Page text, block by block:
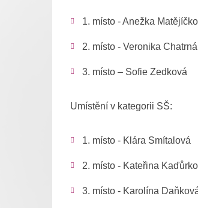
1. místo - Anežka
2. místo - Veronika Chatrná
3. místo – Sofie Zedková
Umístění v kategorii SŠ:
1. místo - Klára Smítalová
2. místo - Kateřina
3. místo - Karolína